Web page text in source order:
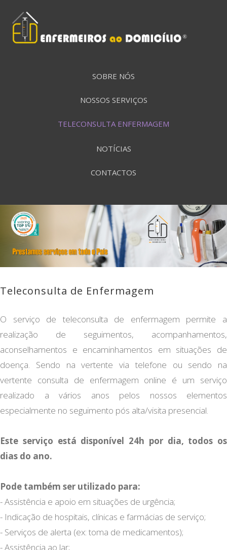
SOBRE NÓS
NOSSOS SERVIÇOS
TELECONSULTA ENFERMAGEM
NOTÍCIAS
CONTACTOS
Teleconsulta de Enfermagem
O serviço de teleconsulta de enfermagem permite a
realização de seguimentos, acompanhamentos,
aconselhamentos e encaminhamentos em situações de
doença. Sendo na vertente via telefone ou sendo na
vertente consulta de enfermagem online é um serviço
realizado a vários anos pelos nossos elementos
especialmente no seguimento pós alta/visita presencial.
Este serviço está disponível 24h por dia, todos os
dias do ano.
Pode também ser utilizado para:
- Assistência e apoio em situações de urgência;
- Indicação de hospitais, clínicas e farmácias de serviço;
- Serviços de alerta (ex: toma de medicamentos);
- Assistência ao lar;